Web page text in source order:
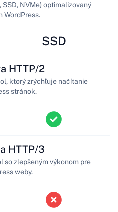
SSD, NVMe) optimalizovaný
WordPress.
SSD
HTTP/2
ktorý zrýchľuje načítanie
stránok.
HTTP/3
so zlepšeným výkonom pre
weby.